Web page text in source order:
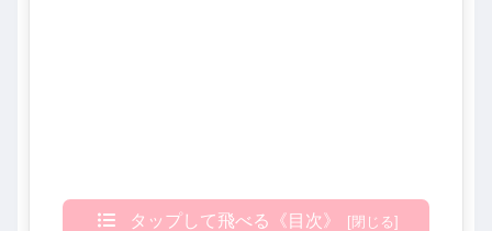
タップして飛べる《目次》